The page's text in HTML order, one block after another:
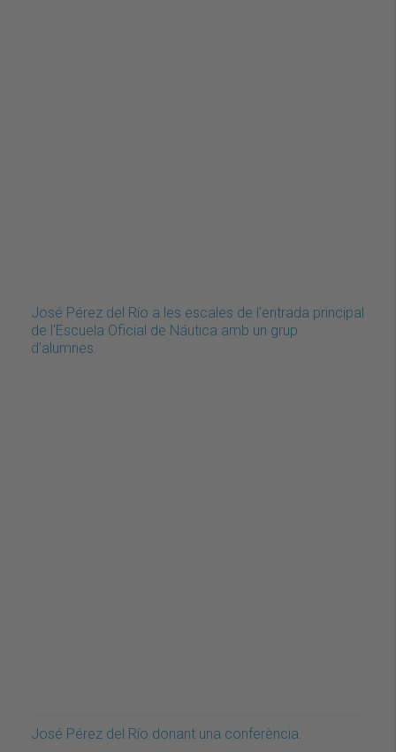
José Pérez del Río a les escales de l'entrada principal
de l'Escuela Oficial de Náutica amb un grup
d'alumnes.
José Pérez del Río donant una conferència.